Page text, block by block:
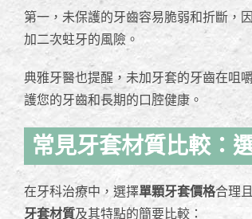
第一，未保護的牙齒容易脆弱和折斷，
加二次蛀牙的風險。
典雅牙醫也提醒，未加牙套的牙齒在咀
護您的牙齒和長期的口腔健康。
常見牙套材質比較：
在牙科治療中，選擇單顆牙套價格合理
牙套材質及其特點的簡要比較：